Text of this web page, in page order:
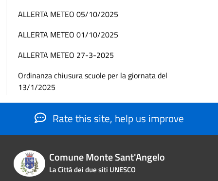
ALLERTA METEO 05/10/2025
ALLERTA METEO 01/10/2025
ALLERTA METEO 27-3-2025
Ordinanza chiusura scuole per la giornata del
13/1/2025
Rate this site, help us improve
Comune Monte Sant'Angelo
La Città dei due siti UNESCO